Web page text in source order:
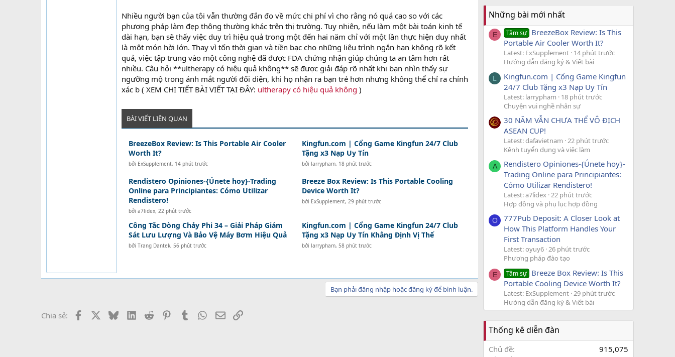
Nhiều người bạn của tôi vẫn thường đắn đo về mức chi phí vì cho rằng nó quá cao so với các
phương pháp làm đẹp thông thường khác trên thị trường. Tuy nhiên, nếu làm một bài toán kinh tế
dài hạn, bạn sẽ thấy việc duy trì hiệu quả trong một đến hai năm chỉ với một lần thực hiện duy nhất
là một món hời lớn. Thay vì tốn thời gian và tiền bạc cho những liệu trình ngắn hạn không rõ kết
quả, việc tập trung vào một công nghệ đã được FDA chứng nhận giúp chúng ta an tâm hơn rất
nhiều. Câu hỏi **ultherapy có hiệu quả không** sẽ được giải đáp rõ nhất khi bạn nhìn thấy sự
ngưỡng mộ trong ánh mắt người đối diện, khi họ nhận ra bạn trẻ hơn nhưng không thể chỉ ra chính
xác b ( XEM CHI TIẾT BÀI VIẾT TẠI ĐÂY: ultherapy có hiệu quả không )
BÀI VIẾT LIÊN QUAN
BreezeBox Review: Is This Portable Air Cooler
Worth It?
bởi ExSupplement, 14 phút trước
Kingfun.com | Cổng Game Kingfun 24/7 Club
Tặng x3 Nạp Uy Tín
bởi larrypham, 18 phút trước
Rendistero Opiniones-{Únete hoy}-Trading
Online para Principiantes: Cómo Utilizar
Rendistero!
bởi a7lidex, 22 phút trước
Breeze Box Review: Is This Portable Cooling
Device Worth It?
bởi ExSupplement, 29 phút trước
Công Tắc Dòng Chảy Phi 34 – Giải Pháp Giám
Sát Lưu Lượng Và Bảo Vệ Máy Bơm Hiệu Quả
bởi Trang Dantek, 56 phút trước
Kingfun.com | Cổng Game Kingfun 24/7 Club
Tặng x3 Nạp Uy Tín Khẳng Định Vị Thế
bởi larrypham, 58 phút trước
Bạn phải đăng nhập hoặc đăng ký để bình luận.
Chia sẻ: Facebook BlueskyLinkedIn
Reddit PinterestTumblr WhatsApp
EmailLink
Những bài mới nhất
E Tâm sự BreezeBox Review: Is This
Portable Air Cooler Worth It?
Latest: ExSupplement 14 phút trước
Hướng dẫn đăng ký & Viết bài
L
Kingfun.com | Cổng Game Kingfun
24/7 Club Tặng x3 Nạp Uy Tín
Latest: larrypham
18 phút trước
Chuyện vui nghề nhân sự
30 NĂM VẪN CHƯA THỂ VÔ ĐỊCH
ASEAN CUP!
Latest: dafavietnam 22 phút trước
Kênh tuyển dụng và việc làm
A
Rendistero Opiniones-{Únete hoy}-
Trading Online para Principiantes:
Cómo Utilizar Rendistero!
Latest: a7lidex 22 phút trước
Hợp đồng và phụ lục hợp đồng
O
777Pub Deposit: A Closer Look at
How This Platform Handles Your
First Transaction
Latest: oyuy6 26 phút trước
Phương pháp đào tạo
E Tâm sự Breeze Box Review: Is This
Portable Cooling Device Worth It?
Latest: ExSupplement 29 phút trước
Hướng dẫn đăng ký & Viết bài
Thống kê diễn đàn
Chủ đề
915,075